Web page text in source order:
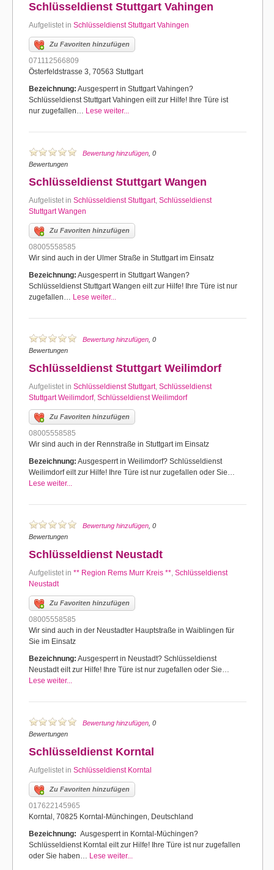
Schlüsseldienst Stuttgart Vahingen
Aufgelistet in Schlüsseldienst Stuttgart Vahingen
Zu Favoriten hinzufügen
071112566809
Österfeldstrasse 3, 70563 Stuttgart
Bezeichnung: Ausgesperrt in Stuttgart Vahingen?
Schlüsseldienst Stuttgart Vahingen eilt zur Hilfe! Ihre Türe ist
nur zugefallen… Lese weiter...
Bewertung hinzufügen , 0
Bewertungen
Schlüsseldienst Stuttgart Wangen
Aufgelistet in Schlüsseldienst Stuttgart, Schlüsseldienst
Stuttgart Wangen
Zu Favoriten hinzufügen
08005558585
Wir sind auch in der Ulmer Straße in Stuttgart im Einsatz
Bezeichnung: Ausgesperrt in Stuttgart Wangen?
Schlüsseldienst Stuttgart Wangen eilt zur Hilfe! Ihre Türe ist nur
zugefallen… Lese weiter...
Bewertung hinzufügen , 0
Bewertungen
Schlüsseldienst Stuttgart Weilimdorf
Aufgelistet in Schlüsseldienst Stuttgart, Schlüsseldienst
Stuttgart Weilimdorf, Schlüsseldienst Weilimdorf
Zu Favoriten hinzufügen
08005558585
Wir sind auch in der Rennstraße in Stuttgart im Einsatz
Bezeichnung: Ausgesperrt in Weilimdorf? Schlüsseldienst
Weilimdorf eilt zur Hilfe! Ihre Türe ist nur zugefallen oder Sie…
Lese weiter...
Bewertung hinzufügen , 0
Bewertungen
Schlüsseldienst Neustadt
Aufgelistet in ** Region Rems Murr Kreis **, Schlüsseldienst
Neustadt
Zu Favoriten hinzufügen
08005558585
Wir sind auch in der Neustadter Hauptstraße in Waiblingen für
Sie im Einsatz
Bezeichnung: Ausgesperrt in Neustadt? Schlüsseldienst
Neustadt eilt zur Hilfe! Ihre Türe ist nur zugefallen oder Sie…
Lese weiter...
Bewertung hinzufügen , 0
Bewertungen
Schlüsseldienst Korntal
Aufgelistet in Schlüsseldienst Korntal
Zu Favoriten hinzufügen
017622145965
Korntal, 70825 Korntal-Münchingen, Deutschland
Bezeichnung: Ausgesperrt in Korntal-Müchingen?
Schlüsseldienst Korntal eilt zur Hilfe! Ihre Türe ist nur zugefallen
oder Sie haben… Lese weiter...